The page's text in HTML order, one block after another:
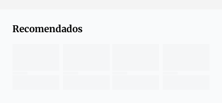
Recomendados